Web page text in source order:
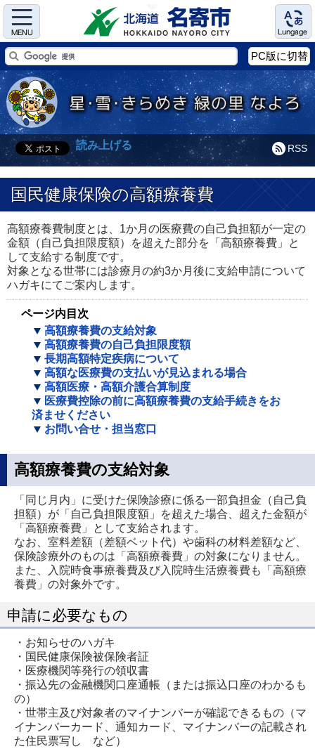
Menu Language
PC版に切替
RSS
読み上げる
国民健康保険の高額療養費
高額療養費制度とは、1か月の医療費の自己負担額が一定の
金額（自己負担限度額）を超えた部分を「高額療養費」と
して支給する制度です。
対象となる世帯には診療月の約3か月後に支給申請について
ハガキにてご案内します。
ページ内目次
高額療養費の支給対象
高額療養費の自己負担限度額
長期高額特定疾病について
高額な医療費の支払いが見込まれる場合
高額医療・高額介護合算制度
医療費控除の前に高額療養費の支給手続きをお
済ませください
お問い合せ・担当窓口
高額療養費の支給対象
「同じ月内」に受けた保険診療に係る一部負担金（自己負
担額）が「自己負担限度額」を超えた場合、超えた金額が
「高額療養費」として支給されます。
なお、室料差額（差額ベット代）や歯科の材料差額など、
保険診療外のものは「高額療養費」の対象になりません。
また、入院時食事療養費及び入院時生活療養費も「高額療
養費」の対象外です。
申請に必要なもの
・お知らせのハガキ
・国民健康保険被保険者証
・医療機関等発行の領収書
・振込先の金融機関口座通帳（または振込口座のわかるも
の）
・世帯主及び対象者のマイナンバーが確認できるもの（マ
イナンバーカード、通知カード、マイナンバーの記載され
た住民票写し など）